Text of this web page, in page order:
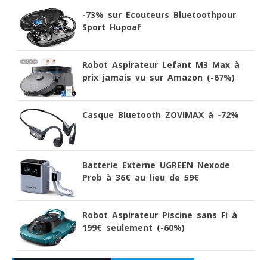
-73% sur Ecouteurs Bluetoothpour
Sport Hupoaf
Robot Aspirateur Lefant M3 Max à
prix jamais vu sur Amazon (-67%)
Casque Bluetooth ZOVIMAX à -72%
Batterie Externe UGREEN Nexode
Prob à 36€ au lieu de 59€
Robot Aspirateur Piscine sans Fi à
199€ seulement (-60%)